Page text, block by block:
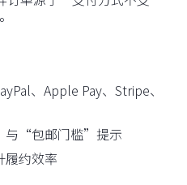
、Apple Pay、Stripe、
“包邮门槛”提示
履约效率